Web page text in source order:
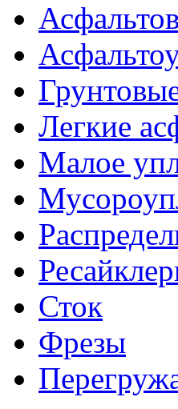
Легкие
Малое
Сток
Фрезы